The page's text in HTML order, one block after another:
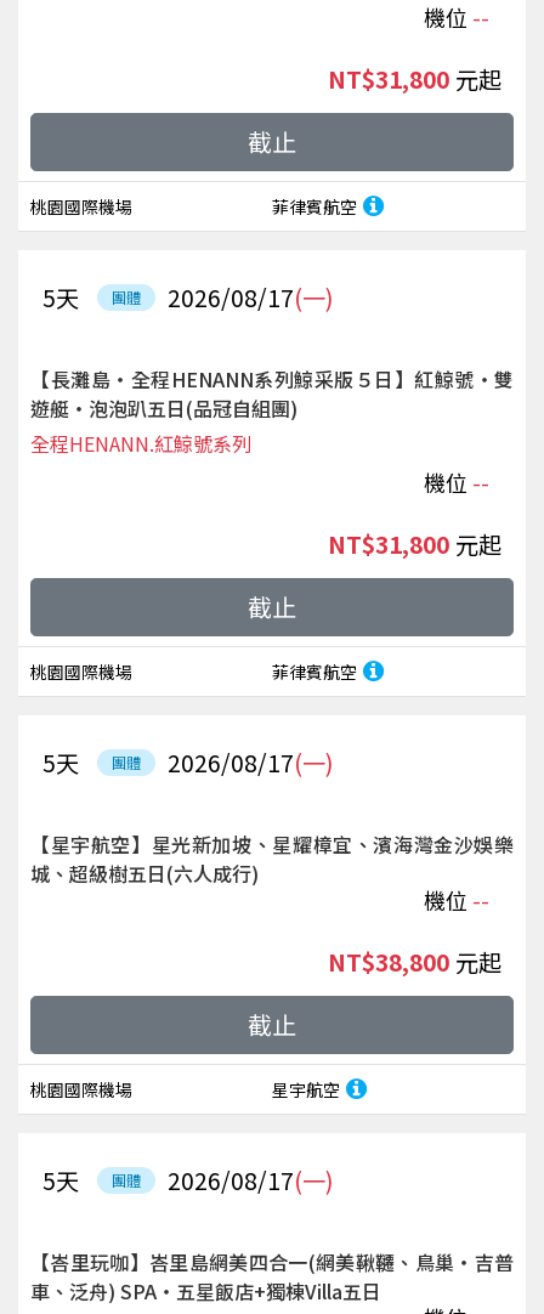
機位 --
桃園國際機場 菲律賓航空
NT$31,800 起
截止
團體 2026/08/17(一)
5天
【長灘島‧全程HENANN系列鯨采版５日】紅鯨號‧雙
遊艇‧泡泡趴五日(品冠自組團)
機位 --
全程HENANN.紅鯨號系列
桃園國際機場 菲律賓航空
NT$31,800 起
截止
團體 2026/08/17(一)
5天
【星宇航空】星光新加坡、星耀樟宜、濱海灣金沙娛樂
城、超級樹五日(六人成行)
機位 --
桃園國際機場 星宇航空
NT$38,800 起
截止
團體 2026/08/17(一)
5天
【峇里玩咖】峇里島網美四合一(網美鞦韆、鳥巢‧吉普
車、泛舟) SPA‧五星飯店+獨棟Villa五日